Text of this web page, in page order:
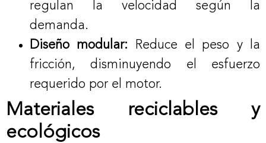
regulan la velocidad según la
demanda.
Diseño modular: Reduce el peso y la
fricción, disminuyendo el esfuerzo
requerido por el motor.
Materiales reciclables y
ecológicos